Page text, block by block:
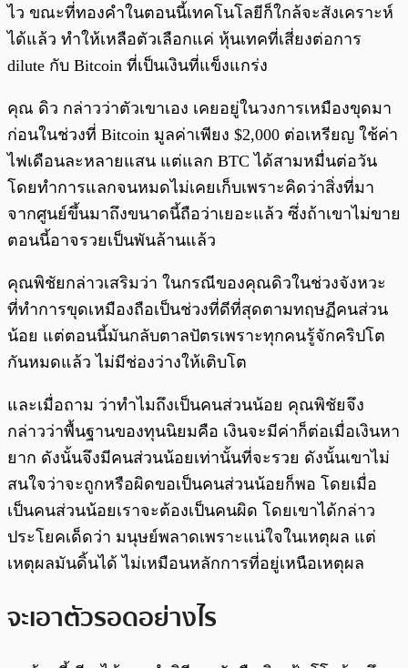
ไว ขณะที่ทองคำในตอนนี้เทคโนโลยีก็ใกล้จะสังเคราะห์
ได้แล้ว ทำให้เหลือตัวเลือกแค่ หุ้นเทคที่เสี่ยงต่อการ
dilute กับ Bitcoin ที่เป็นเงินที่แข็งแกร่ง
คุณ ดิว กล่าวว่าตัวเขาเอง เคยอยู่ในวงการเหมืองขุดมา
ก่อนในช่วงที่ Bitcoin มูลค่าเพียง $2,000 ต่อเหรียญ ใช้ค่า
ไฟเดือนละหลายแสน แต่แลก BTC ได้สามหมื่นต่อวัน
โดยทำการแลกจนหมดไม่เคยเก็บเพราะคิดว่าสิ่งที่มา
จากศูนย์ขึ้นมาถึงขนาดนี้ถือว่าเยอะแล้ว ซึ่งถ้าเขาไม่ขาย
ตอนนี้อาจรวยเป็นพันล้านแล้ว
คุณพิชัยกล่าวเสริมว่า ในกรณีของคุณดิวในช่วงจังหวะ
ที่ทำการขุดเหมืองถือเป็นช่วงที่ดีที่สุดตามทฤษฏีคนส่วน
น้อย แต่ตอนนี้มันกลับตาลปัตรเพราะทุกคนรู้จักคริปโต
กันหมดแล้ว ไม่มีช่องว่างให้เติบโต
และเมื่อถาม ว่าทำไมถึงเป็นคนส่วนน้อย คุณพิชัยจึง
กล่าวว่าพื้นฐานของทุนนิยมคือ เงินจะมีค่าก็ต่อเมื่อเงินหา
ยาก ดังนั้นจึงมีคนส่วนน้อยเท่านั้นที่จะรวย ดังนั้นเขาไม่
สนใจว่าจะถูกหรือผิดขอเป็นคนส่วนน้อยก็พอ โดยเมื่อ
เป็นคนส่วนน้อยเราจะต้องเป็นคนผิด โดยเขาได้กล่าว
ประโยคเด็ดว่า มนุษย์พลาดเพราะแน่ใจในเหตุผล แต่
เหตุผลมันดิ้นได้ ไม่เหมือนหลักการที่อยู่เหนือเหตุผล
จะเอาตัวรอดอย่างไร